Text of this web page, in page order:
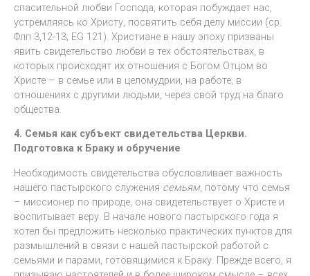
спасительной любви Господа, которая побуждает нас,
устремляясь ко Христу, посвятить себя делу миссии (ср.
Флп 3,12-13; EG 121). Христиане в нашу эпоху призваны
явить свидетельство любви в тех обстоятельствах, в
которых происходят их отношения с Богом Отцом во
Христе – в семье или в целомудрии, на работе, в
отношениях с другими людьми, через свой труд на благо
общества.
4. Семья как субъект свидетельства Церкви.
Подготовка к Браку и обручение
Необходимость свидетельства обусловливает важность
нашего пастырского служения семьям, потому что семья
– миссионер по природе, она свидетельствует о Христе и
воспитывает веру. В начале нового пастырского года я
хотел бы предложить несколько практических пунктов для
размышлений в связи с нашей пастырской работой с
семьями и парами, готовящимися к Браку. Прежде всего, я